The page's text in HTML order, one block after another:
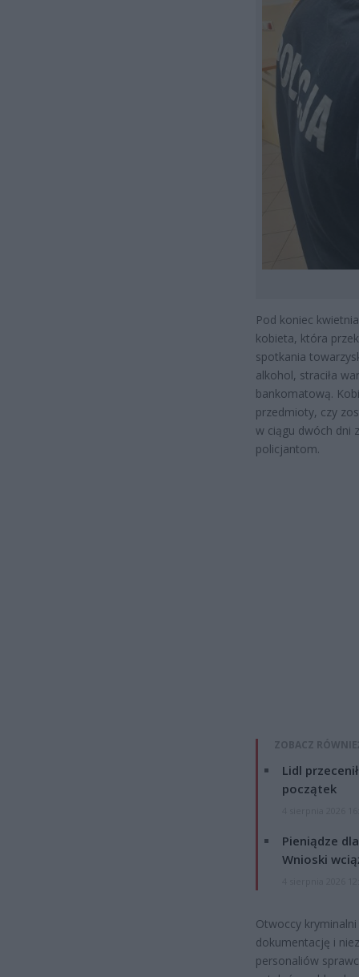
Pod koniec
kobieta, która
spotkania
alkohol, straciła
bankomatową.
przedmioty, czy
w ciągu dwóch dni
policjantom.
ZOBACZ
Lidl
początek
Pieniądze
Wnioski
Otwoccy
dokumentację i
personaliów